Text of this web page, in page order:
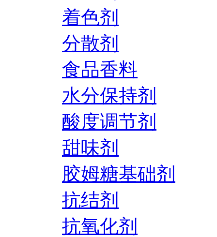
着色剂
分散剂
食品香料
水分保持剂
酸度调节剂
甜味剂
胶姆糖基础剂
抗结剂
抗氧化剂